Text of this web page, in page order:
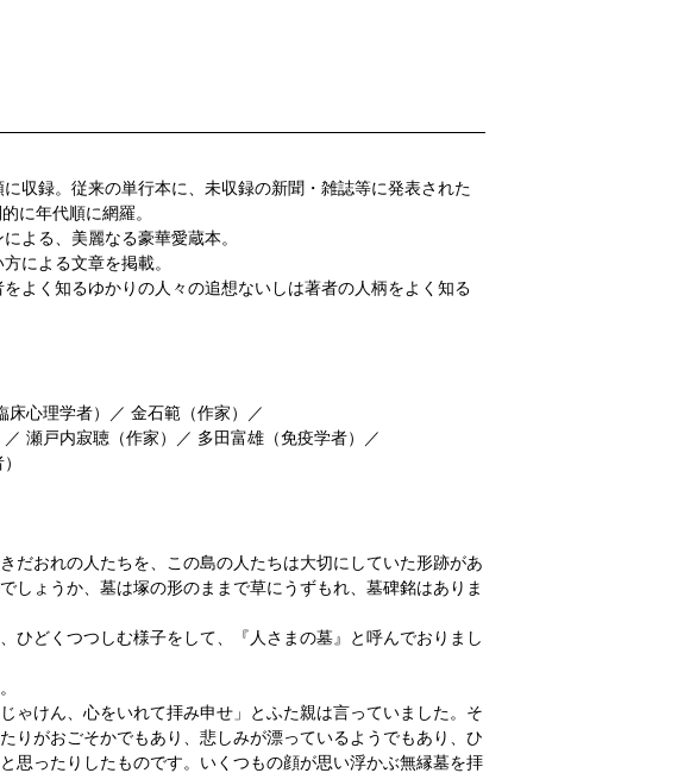
収録。従来の単行本に、未収録の新聞・雑誌等に発表された
に年代順に網羅。
よる、美麗なる豪華愛蔵本。
による文章を掲載。
よく知るゆかりの人々の追想ないしは著者の人柄をよく知る
心理学者）／ 金石範（作家）／
瀬戸内寂聴（作家）／ 多田富雄（免疫学者）／
だおれの人たちを、この島の人たちは大切にしていた形跡があ
しょうか、墓は塚の形のままで草にうずもれ、墓碑銘はありま
ひどくつつしむ様子をして、『人さまの墓』と呼んでおりまし
ゃけん、心をいれて拝み申せ」とふた親は言っていました。そ
りがおごそかでもあり、悲しみが漂っているようでもあり、ひ
思ったりしたものです。いくつもの顔が思い浮かぶ無縁墓を拝